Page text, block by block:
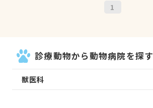
1
診療動物から動物病院を探す
獣医科